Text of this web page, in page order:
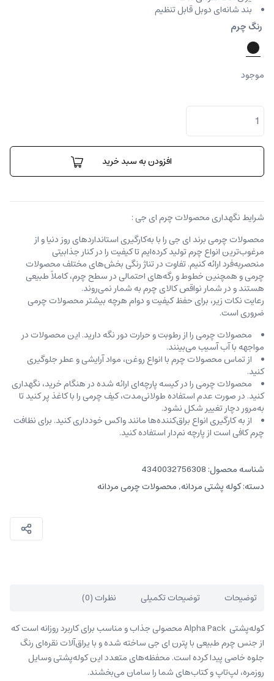
بند شانه‌ای دوبل قابل تنظیم
رنگ چرم
موجود
کوله
پشتی
آلفا
پک
افزودن به سبد خرید
شرایط نگهداری محصولات چرم ای جی :
محصولات چرمی برند ای جی را با به‌کارگیری استانداردهای روز دنیا و از
مرغوب‌ترین انواع چرم تولید کرده‌ایم تا کیفیت را در کنار جذابیتی
منحصربه‌فرد ارائه کنیم. تفاوت در تناژ رنگی بخش‌های مختلف محصولات
چرمی و همچنین خطوط و رگه‌‌های احتمالی در سطح چرم، کاملاً طبیعی
هستند و در شمار نواقص کالای چرم به شمار نمی‌روند.
رعایت نکات زیر، برای حفظ کیفیت و دوام هرچه بیشتر محصولات چرمی
ضروری است.
محصولات چرمی را از رطوبت و حرارت دور نگه دارید. این محصولات در
مواجهه با آب آسیب می‌بینند.
از تماس محصولات چرم با انواع روغن‌، مواد آرایشی و عطر جلوگیری
کنید.
محصولات چرمی را در کیسه‌ پارچه‌ای ارائه شده در هنگام خرید، ‌نگهداری
کنید. در صورت عدم استفاده طولانی‌مدت، کیف‌ چرمی را با کاغذ پر کنید تا
به‌مرور دچار تغییر شکل نشود.
از به کارگیری انواع براق‌کننده‌ها مانند واکس خودداری کنید. برای نظافت
چرم کافی است از پارچه‌ نم‌دار استفاده کنید.
شناسه محصول: 4340032756308
دسته:کوله پشتی مردانه,محصولات چرمی مردانه
توضیحات توضیحات تکمیلی نظرات (0)
کوله‌پشتی Alpha Pack محصولی جذاب و مناسب برای کاربرد روزانه است که
از جنس چرم طبیعی با پترن ای جی ساخته شده و با یراق‌آلات نقره‌ای رنگ
جلوه خاصی پیدا کرده است. محفظه‌های متعدد این کوله‌پشتی وسایل
روزمره، لپ‌تاپ و کتاب‌های شما را سامان می‌بخشند.